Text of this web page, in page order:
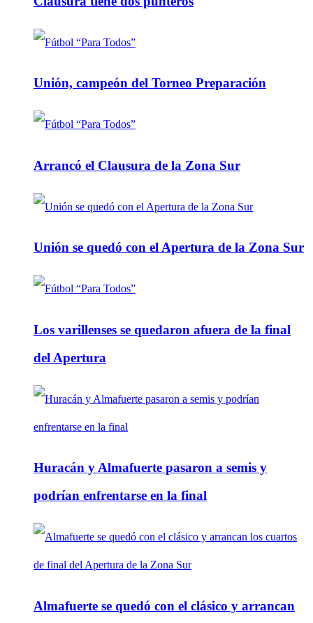
Unión, campeón del Torneo Preparación
Arrancó el Clausura de la Zona Sur
Unión se quedó con el Apertura de la Zona Sur
Los varillenses se quedaron afuera de la final
del Apertura
Huracán y Almafuerte pasaron a semis y
podrían enfrentarse en la final
Almafuerte se quedó con el clásico y arrancan